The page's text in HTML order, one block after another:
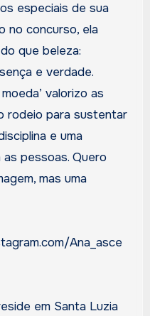
especiais de sua
no concurso, ela
que beleza:
e verdade.
valorizo as
rodeio para sustentar
e uma
pessoas. Quero
mas uma
Ana_asce
em Santa Luzia